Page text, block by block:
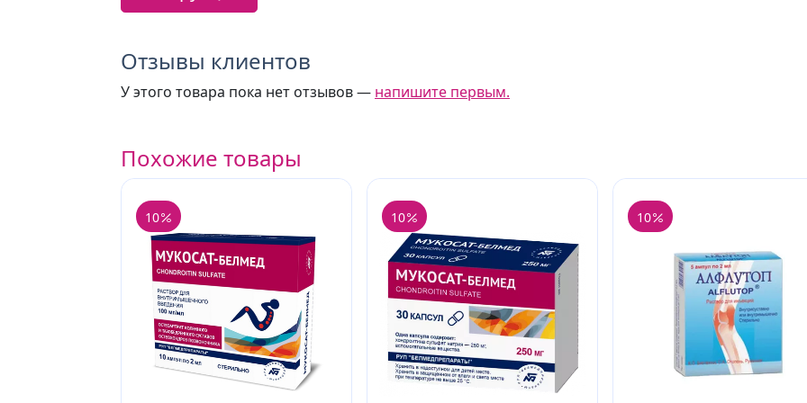
Отзывы клиентов
У этого товара пока нет отзывов — напишите первым.
Похожие товары
10 10 10